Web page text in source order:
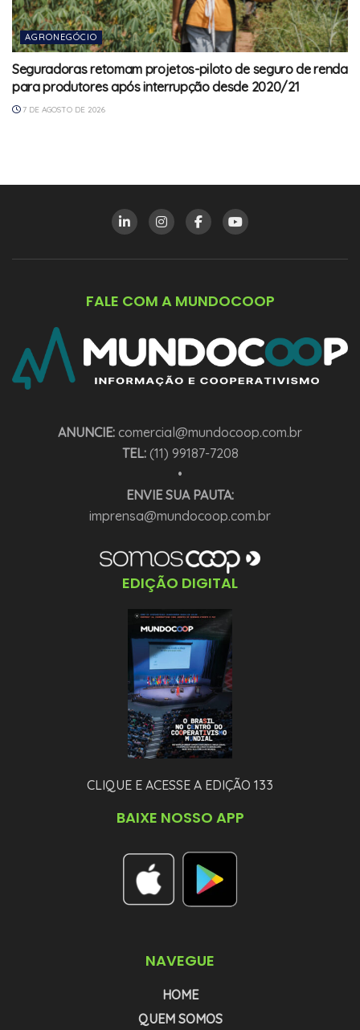
AGRONEGÓCIO
Seguradoras retomam projetos-piloto de seguro de renda
para produtores após interrupção desde 2020/21
7 DE AGOSTO DE 2026
FALE COM A MUNDOCOOP
ANUNCIE: comercial@mundocoop.com.br
TEL:(11) 99187-7208
•
ENVIE SUA PAUTA:
imprensa@mundocoop.com.br
EDIÇÃO DIGITAL
CLIQUE E ACESSE A EDIÇÃO 133
BAIXE NOSSO APP
NAVEGUE
HOME
QUEM SOMOS